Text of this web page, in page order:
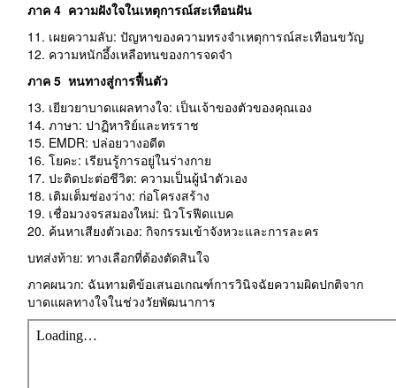
ภาค 4 ความฝังใจในเหตุการณ์สะเทือนฝัน
11. เผยความลับ: ปัญหาของความทรงจำเหตุการณ์สะเทือนขวัญ
12. ความหนักอึ้งเหลือทนของการจดจำ
ภาค 5 หนทางสู่การฟื้นตัว
13. เยียวยาบาดแผลทางใจ: เป็นเจ้าของตัวของคุณเอง
14. ภาษา: ปาฏิหาริย์และทรราช
15. EMDR: ปล่อยวางอดีต
16. โยคะ: เรียนรู้การอยู่ในร่างกาย
17. ปะติดปะต่อชีวิต: ความเป็นผู้นำตัวเอง
18. เติมเต็มช่องว่าง: ก่อโครงสร้าง
19. เชื่อมวงจรสมองใหม่: นิวโรฟีดแบค
20. ค้นหาเสียงตัวเอง: กิจกรรมเข้าจังหวะและการละคร
บทส่งท้าย: ทางเลือกที่ต้องตัดสินใจ
ภาคผนวก: ฉันทามติข้อเสนอเกณฑ์การวินิจฉัยความผิดปกติจาก
บาดแผลทางใจในช่วงวัยพัฒนาการ